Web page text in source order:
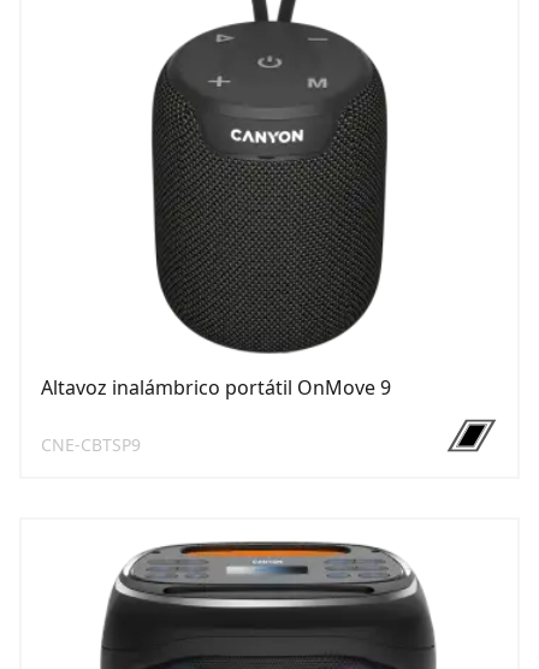
Altavoz inalámbrico portátil OnMove 9
CNE-CBTSP9